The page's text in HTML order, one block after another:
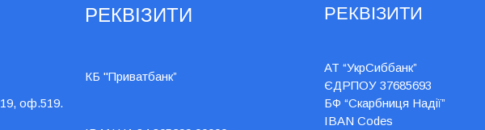
оф.519.
РЕКВІЗИТИ
КБ "Приватбанк”
РЕКВІЗИТИ
АТ “УкрСиббанк”
ЄДРПОУ 37685693
БФ “Скарбниця Надії”
IBAN Codes